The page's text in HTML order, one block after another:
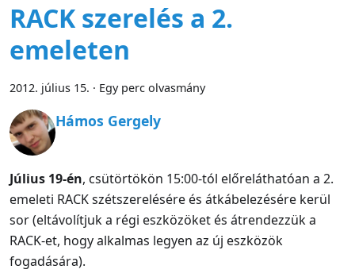
RACK szerelés a 2.
emeleten
2012. július 15. · Egy perc olvasmány
Hámos Gergely
Július 19-én, csütörtökön 15:00-tól előreláthatóan a 2.
emeleti RACK szétszerelésére és átkábelezésére kerül
sor (eltávolítjuk a régi eszközöket és átrendezzük a
RACK-et, hogy alkalmas legyen az új eszközök
fogadására).